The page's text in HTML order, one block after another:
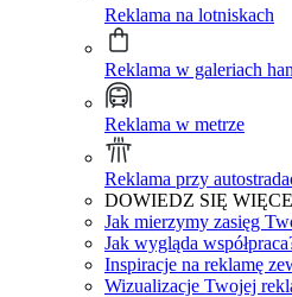
Reklama na lotniskach
Reklama w galeriach
Reklama w metrze
Reklama przy
DOWIEDZ SIĘ
Jak mierzymy zasięg
Jak wygląda
Inspiracje na reklamę
Wizualizacje Twojej